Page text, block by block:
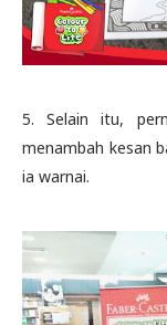
5. Selain itu,
menambah kesan
ia warnai.